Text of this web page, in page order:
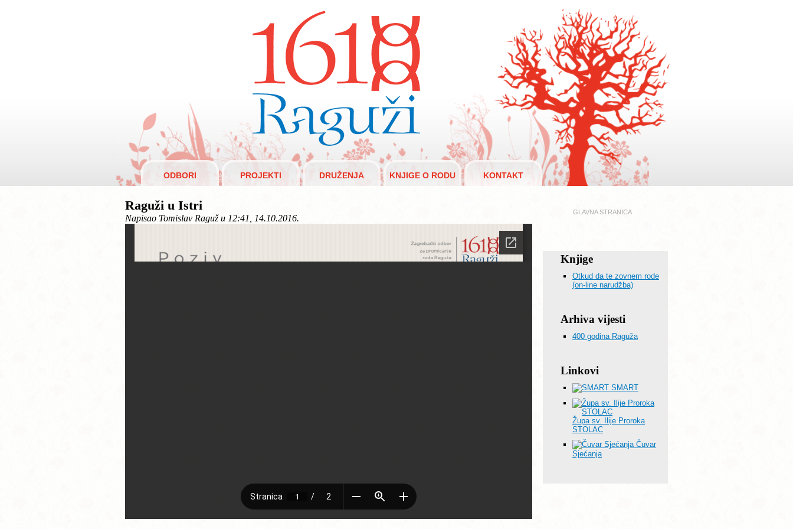
Raguži 1610.
ODBORI PROJEKTI DRUŽENJA KNJIGE O RODU KONTAKT
GLAVNA STRANICA
Knjige
Otkud da te zovnem rode
(on-line narudžba)
Arhiva vijesti
400 godina Raguža
Linkovi
SMART
Župa sv. Ilije Proroka
STOLAC
Čuvar
Sjećanja
Raguži u Istri
Napisao Tomislav Raguž u 12:41, 14.10.2016.